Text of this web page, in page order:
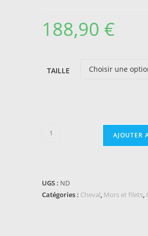
188,90 €
TAILLE
quantité
olive
SPRENGER
AJOUTER
UGS : ND
Catégories : Cheval, Mors et filets,